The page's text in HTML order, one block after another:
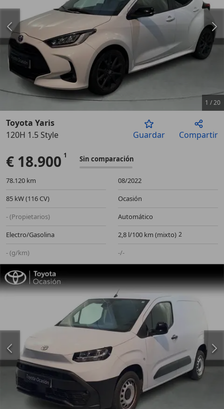
Anterior
1 /20
Toyota Yaris
120H 1.5 Style
Guardar Compartir
€ 18.900 Sin comparación
78.120 km
08/2022
85 kW (116 CV)
Ocasión
- (Propietarios)
Automático
Electro/Gasolina
2,8 l/100 km (mixto)
- (g/km)
-/-